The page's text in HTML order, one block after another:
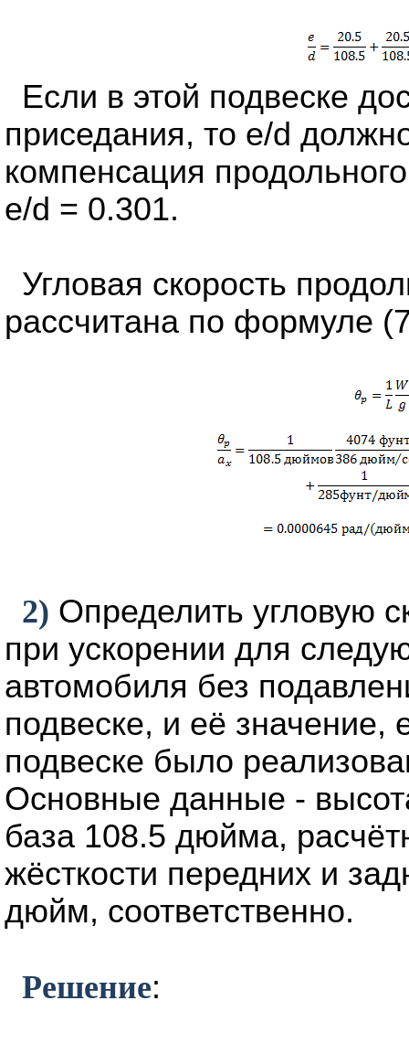
Если в этой подвеске
приседания, то e/d
компенсация
e/d = 0.301.
Угловая скорость
рассчитана по формуле
2) Определить угловую
при ускорении для
автомобиля без
подвеске, и её значение,
подвеске было
Основные данные -
база 108.5 дюйма,
жёсткости передних и
дюйм, соответственно.
Решение: